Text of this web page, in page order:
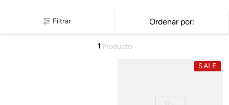
Filtrar Ordenar por
1 Producto
SALE